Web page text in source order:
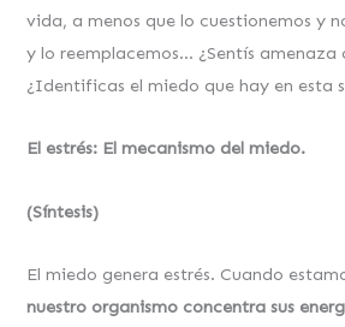
vida, a menos que lo cuestionemos y
y lo reemplacemos… ¿Sentís amenaza
¿Identificas el miedo que hay en esta
El estrés: El mecanismo del miedo.
(Síntesis)
El miedo genera estrés. Cuando
nuestro organismo concentra sus